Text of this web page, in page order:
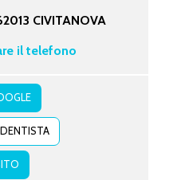
CIVITANOVA
il telefono